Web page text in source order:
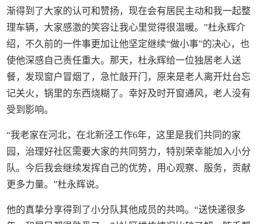
渐得到了大家的认可和赞扬，现在会有居民主动和我一起整
理车辆，大家感激的笑容让我心里觉得很温暖。”杜永辉介
绍，不久前的一件事更加让他坚定继续“做小事”的决心，也
使他深感自己责任重大。那天，杜永辉给一位独居老人送
餐，发现窗户冒烟了，急忙敲开门，原来是老人离开灶台忘
记关火，锅里的东西烧糊了。幸好及时开窗通风，老人没有
受到影响。
“我老家在河北，在北新泾工作6年，这里是我们共同的家
园，治理好社区需要大家的共同努力，特别荣幸能加入小分
队。今后我会继续发挥自己的优势，用心观察、服务，贡献
更多力量。”杜永辉说。
他的真挚分享得到了小分队其他成员的共鸣。“送快递很多